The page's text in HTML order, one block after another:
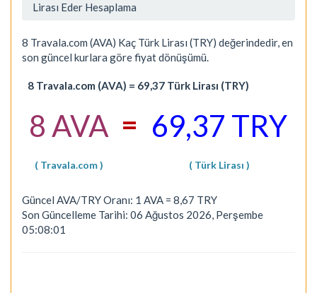
Lirası Eder Hesaplama
8 Travala.com (AVA) Kaç Türk Lirası (TRY) değerindedir, en
son güncel kurlara göre fiyat dönüşümü.
8 Travala.com (AVA) = 69,37 Türk Lirası (TRY)
8 AVA = 69,37 TRY
( Travala.com ) ( Türk Lirası )
Güncel AVA/TRY Oranı: 1 AVA = 8,67 TRY
Son Güncelleme Tarihi: 06 Ağustos 2026, Perşembe
05:08:01